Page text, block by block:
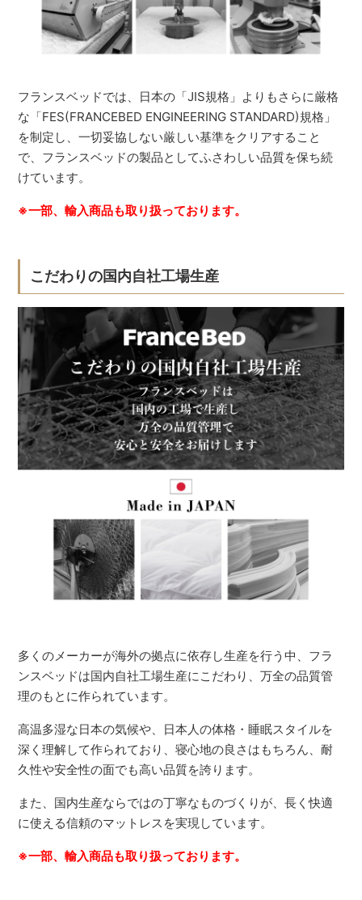
フランスベッドでは、日本の「JIS規格」よりもさらに厳格
な「FES(FRANCEBED ENGINEERING STANDARD)規格」
を制定し、一切妥協しない厳しい基準をクリアすること
で、フランスベッドの製品としてふさわしい品質を保ち続
けています。
※一部、輸入商品も取り扱っております。
こだわりの国内自社工場生産
多くのメーカーが海外の拠点に依存し生産を行う中、フラ
ンスベッドは国内自社工場生産にこだわり、万全の品質管
理のもとに作られています。
高温多湿な日本の気候や、日本人の体格・睡眠スタイルを
深く理解して作られており、寝心地の良さはもちろん、耐
久性や安全性の面でも高い品質を誇ります。
また、国内生産ならではの丁寧なものづくりが、長く快適
に使える信頼のマットレスを実現しています。
※一部、輸入商品も取り扱っております。